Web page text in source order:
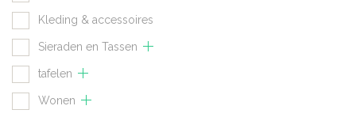
Kleding & accessoires
Sieraden en Tassen
tafelen
Wonen